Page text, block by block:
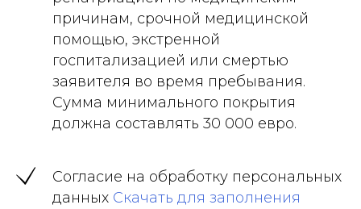
причинам, срочной медицинской
помощью, экстренной
госпитализацией или смертью
заявителя во время пребывания.
Сумма минимального покрытия
должна составлять 30 000 евро.
Согласие на обработку персональных
данных Скачать для заполнения